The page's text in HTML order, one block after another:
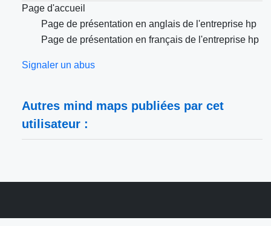
Page d'accueil
Page de présentation en anglais de l'entreprise hp
Page de présentation en français de l'entreprise hp
Signaler un abus
Autres mind maps publiées par cet
utilisateur :